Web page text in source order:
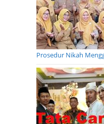
Prosedur Nikah